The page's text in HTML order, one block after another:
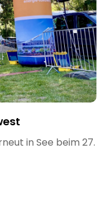
in See beim 27.